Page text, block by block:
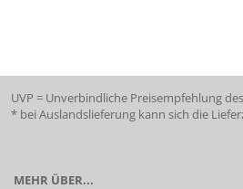
UVP = Unverbindliche Preisempfehlung
* bei Auslandslieferung kann sich die
MEHR ÜBER...